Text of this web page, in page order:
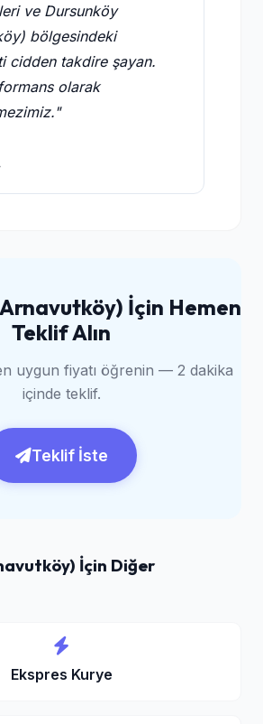
ve Dursunköy
bölgesindeki
cidden takdire şayan.
olarak
İçin Hemen
Teklif Alın
uygun fiyatı öğrenin — 2 dakika
içinde teklif.
Teklif İste
İçin Diğer
Ekspres Kurye